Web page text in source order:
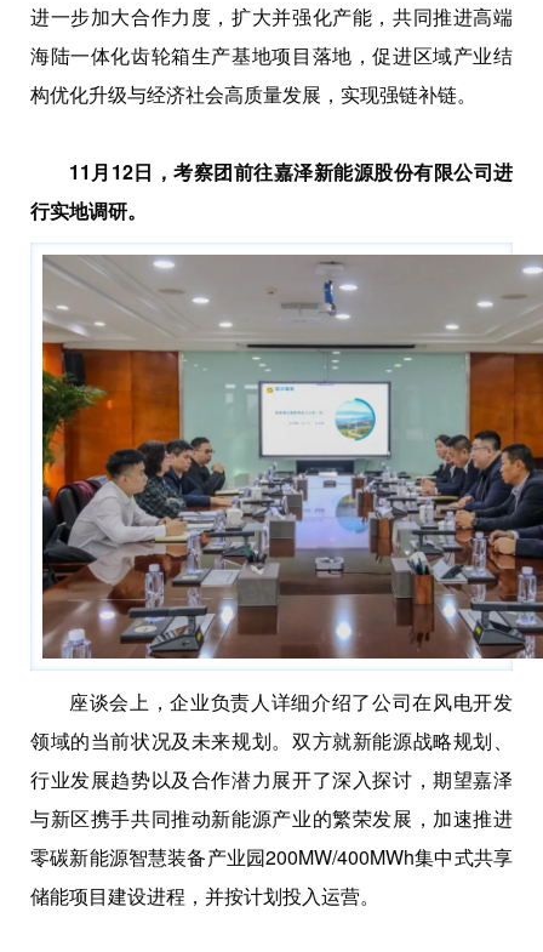
进一步加大合作力度，扩大并强化产能，共同推进高端
海陆一体化齿轮箱生产基地项目落地，促进区域产业结
构优化升级与经济社会高质量发展，实现强链补链。
11月12日，考察团前往嘉泽新能源股份有限公司进
行实地调研。
座谈会上，企业负责人详细介绍了公司在风电开发
领域的当前状况及未来规划。双方就新能源战略规划、
行业发展趋势以及合作潜力展开了深入探讨，期望嘉泽
与新区携手共同推动新能源产业的繁荣发展，加速推进
零碳新能源智慧装备产业园200MW/400MWh集中式共享
储能项目建设进程，并按计划投入运营。